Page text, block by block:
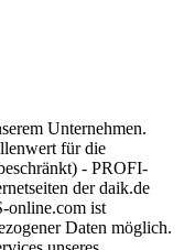
Unternehmen.
für die
- PROFI-
der daik.de
online.com ist
Daten möglich.